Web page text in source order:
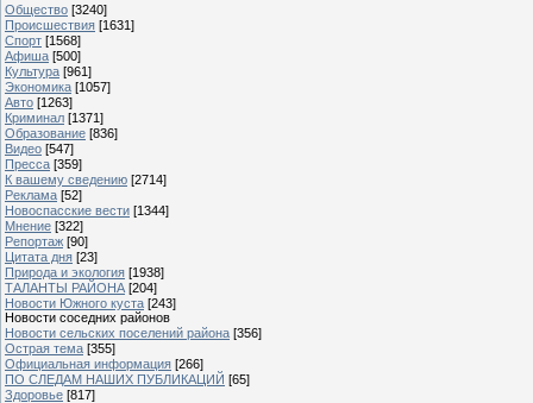
Общество [3240]
Происшествия [1631]
Спорт [1568]
Афиша [500]
Культура [961]
Экономика [1057]
Авто [1263]
Криминал [1371]
Образование [836]
Видео [547]
Пресса [359]
К вашему сведению [2714]
Реклама [52]
Новоспасские вести [1344]
Мнение [322]
Репортаж [90]
Цитата дня [23]
Природа и экология [1938]
ТАЛАНТЫ РАЙОНА [204]
Новости Южного куста [243]
Новости соседних районов
Новости сельских поселений района [356]
Острая тема [355]
Официальная информация [266]
ПО СЛЕДАМ НАШИХ ПУБЛИКАЦИЙ [65]
Здоровье [817]